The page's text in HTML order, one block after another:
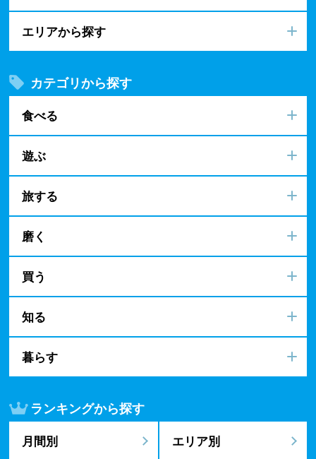
エリアから探す
カテゴリから探す
食べる
遊ぶ
旅する
磨く
買う
知る
暮らす
ランキングから探す
月間別 エリア別